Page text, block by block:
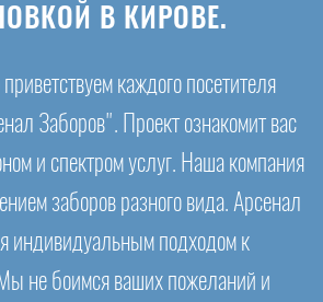
В КИРОВЕ.
каждого посетителя
Заборов". Проект ознакомит вас
и спектром услуг. Наша компания
заборов разного вида. Арсенал
индивидуальным подходом к
не боимся ваших пожеланий и